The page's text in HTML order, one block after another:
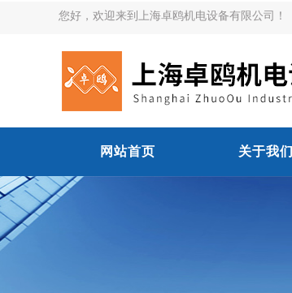
您好，欢迎来到上海卓鸥机电设备有限公司！
网站首页 关于我们